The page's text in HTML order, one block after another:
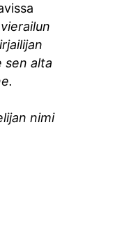
sen alta
nimi